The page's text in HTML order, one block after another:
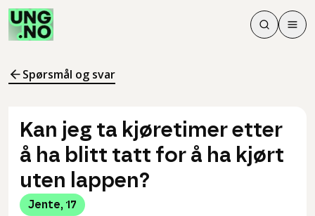
Søk
Søk
Meny
Spørsmål og svar
Kan jeg ta kjøretimer etter
å ha blitt tatt for å ha kjørt
uten lappen?
Jente, 17